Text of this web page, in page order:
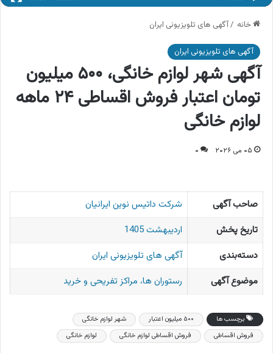
خانه /آگهی های تلویزیونی ایران
آگهی های تلویزیونی ایران
آگهی شهر لوازم خانگی، ۵۰۰ میلیون
تومان اعتبار فروش اقساطی ۲۴ ماهه
لوازم خانگی
۰۵ می ۲۰۲۶ ۰
صاحب آگهی
شرکت داتیس نوین ایرانیان
تاریخ پخش
اردیبهشت 1405
دسته‌بندی
آگهی های تلویزیونی ایران
موضوع آگهی
رستوران ها، مراکز تفریحی و خرید
برچسب ها ۵۰۰ میلیون اعتبار
شهر لوازم خانگی
فروش اقساطی
فروش اقساطی لوازم خانگی لوازم خانگی